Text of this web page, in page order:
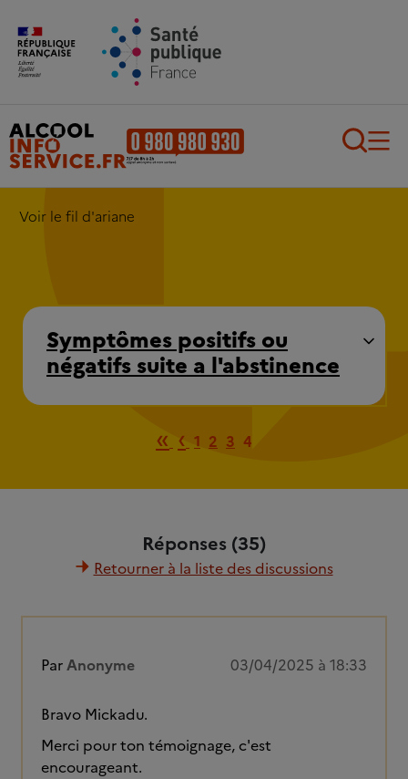
Aller au contenu principal
Voir le fil d'ariane
Symptômes positifs ou
négatifs suite a l'abstinence
Première page
« Page précédente
‹ 1 2 3 4
Réponses (35)
Retourner à la liste des discussions
ParAnonyme 03/04/2025 à 18:33
Bravo Mickadu.
Merci pour ton témoignage, c'est
encourageant.